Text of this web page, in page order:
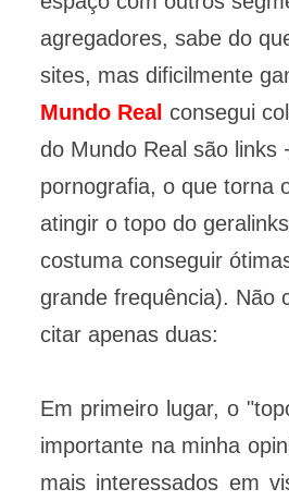
agregadores, sabe do
sites, mas dificilmente
Mundo Real consegui
do Mundo Real são links
pornografia, o que torna
atingir o topo do
costuma conseguir
grande frequência). Não
citar apenas duas:
Em primeiro lugar, o
importante na minha
mais interessados em